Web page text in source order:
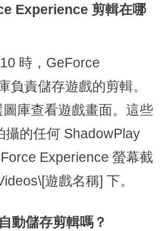
Experience 剪輯在哪
時，GeForce
負責儲存遊戲的剪輯。
庫查看遊戲畫面。這些
攝的任何 ShadowPlay
Experience 螢幕截
遊戲名稱] 下。
動儲存剪輯嗎？